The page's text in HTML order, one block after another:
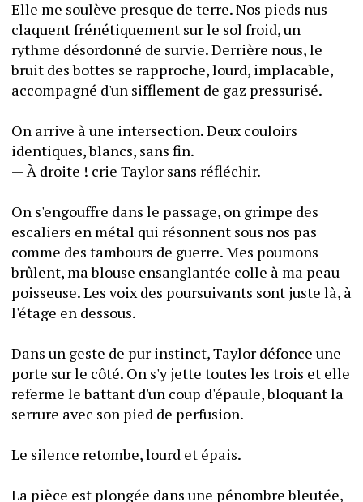
Elle me soulève presque de terre. Nos pieds nus
claquent frénétiquement sur le sol froid, un
rythme désordonné de survie. Derrière nous, le
bruit des bottes se rapproche, lourd, implacable,
accompagné d'un sifflement de gaz pressurisé.
On arrive à une intersection. Deux couloirs
identiques, blancs, sans fin.
— À droite ! crie Taylor sans réfléchir.
On s'engouffre dans le passage, on grimpe des
escaliers en métal qui résonnent sous nos pas
comme des tambours de guerre. Mes poumons
brûlent, ma blouse ensanglantée colle à ma peau
poisseuse. Les voix des poursuivants sont juste là, à
l'étage en dessous.
Dans un geste de pur instinct, Taylor défonce une
porte sur le côté. On s'y jette toutes les trois et elle
referme le battant d'un coup d'épaule, bloquant la
serrure avec son pied de perfusion.
Le silence retombe, lourd et épais.
La pièce est plongée dans une pénombre bleutée,